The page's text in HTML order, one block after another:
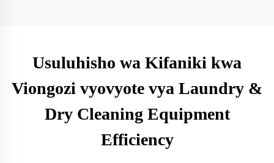
Usuluhisho wa Kifaniki kwa
Viongozi vyovyote vya Laundry &
Dry Cleaning Equipment
Efficiency